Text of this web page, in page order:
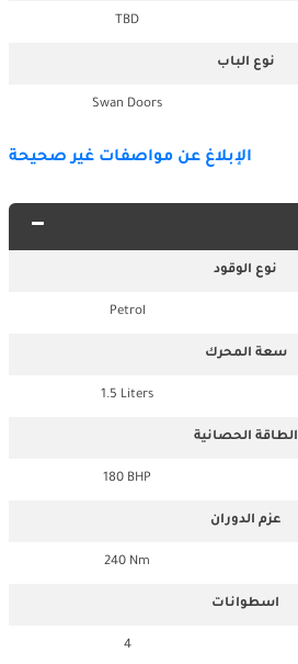
TBD
نوع الباب
Swan Doors
الإبلاغ عن مواصفات غير صحيحة
نوع الوقود
Petrol
سعة المحرك
1.5 Liters
الطاقة الحصانية
180 BHP
عزم الدوران
240 Nm
اسطوانات
4